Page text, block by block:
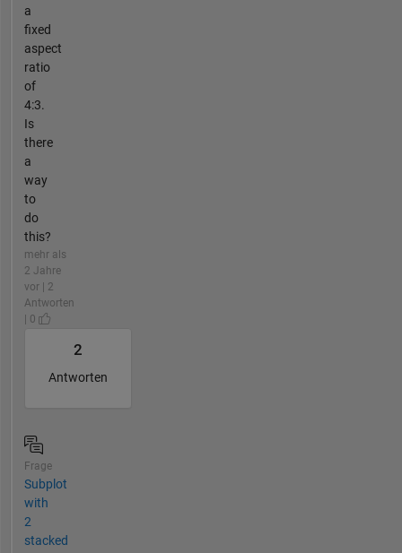
a
fixed
aspect
ratio
of
4:3.
Is
there
a
way
to
do
this?
mehr als
2 Jahre
vor | 2
Antworten
| 0
2
Antworten
Frage
Subplot
with
2
stacked